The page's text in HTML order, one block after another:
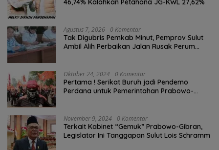
46,74% Kalahkan Petahana JG-KWL 27,62%
Agustus 7, 2026 0 Komentar
Tak Digubris Pemkab Minut, Pemprov Sulut
Ambil Alih Perbaikan Jalan Rusak Perum
Oktober 24, 2024 0 Komentar
Pertama ! Serikat Buruh jadi Pendemo
Perdana untuk Pemerintahan Prabowo-
November 9, 2024 0 Komentar
Terkait Kabinet “Gemuk” Prabowo-Gibran,
Legislator Ini Tanggapan Sulut Lois Schramm